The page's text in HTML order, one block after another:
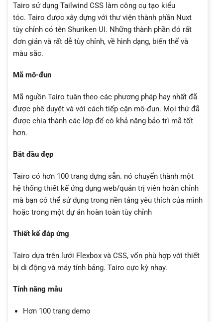
Tairo sử dụng Tailwind CSS làm công cụ tạo kiểu
tóc. Tairo được xây dựng với thư viện thành phần Nuxt
tùy chỉnh có tên Shuriken UI. Những thành phần đó rất
đơn giản và rất dễ tùy chỉnh, về hình dạng, biến thể và
màu sắc.
Mã mô-đun
Mã nguồn Tairo tuân theo các phương pháp hay nhất đã
được phê duyệt và với cách tiếp cận mô-đun. Mọi thứ đã
được chia thành các lớp để có khả năng bảo trì mã tốt
hơn.
Bắt đầu đẹp
Tairo có hơn 100 trang dựng sẵn. nó chuyển thành một
hệ thống thiết kế ứng dụng web/quản trị viên hoàn chỉnh
mà bạn có thể sử dụng trong nền tảng yêu thích của mình
hoặc trong một dự án hoàn toàn tùy chỉnh
Thiết kế đáp ứng
Tairo dựa trên lưới Flexbox và CSS, vốn phù hợp với thiết
bị di động và máy tính bảng. Tairo cực kỳ nhạy.
Tính năng mẫu
Hơn 100 trang demo